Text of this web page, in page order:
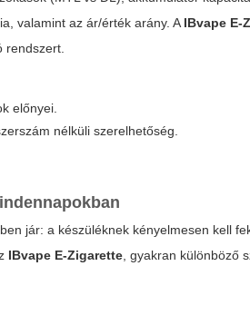
valamint az ár/érték arány. A IBvape E-
rendszert.
előnyei.
nélküli szerelhetőség.
jár: a készüléknek kényelmesen kell
IBvape E-Zigarette , gyakran különböző